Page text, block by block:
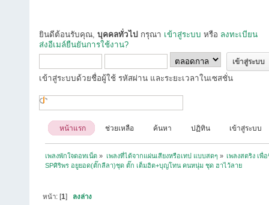
ยินดีต้อนรับคุณ, บุคคลทั่วไป กรุณา เข้าสู่ระบบ หรือ ลงทะเบียน
ส่งอีเมล์ยืนยันการใช้งาน?
เข้าสู่ระบบด้วยชื่อผู้ใช้ รหัสผ่าน และระยะเวลาในเซสชั่น
หน้าแรก ช่วยเหลือ ค้นหา ปฏิทิน เข้าสู่ระบบ
เพลงพักใจดอทเน็ต » เพลงที่ได้จากแผ่นเสียงหรือเทป แบบสดๆ » เพลงสตริง เพื่
SPศิริพร อยูยอด(ตั๊กลีลา)ชุด ตั๊ก เต็มฮิต+บุญโทน คนหนุ่ม ชุด ฮาไว้ลาย
หน้า: [1] ลงล่าง